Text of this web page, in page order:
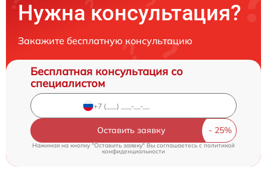
Нужна консультация?
Закажите бесплатную консультацию
Бесплатная консультация со
специалистом
Оставить заявку
Нажимая на кнопку "Оставить заявку" Вы соглашаетесь cполитикой
конфиденциальности